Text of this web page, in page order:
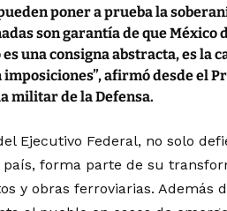
poner a prueba la
son garantía de que México
una consigna abstracta, es la
afirmó desde el
militar de la Defensa.
Ejecutivo Federal, no solo
forma parte de su
y obras ferroviarias. Además